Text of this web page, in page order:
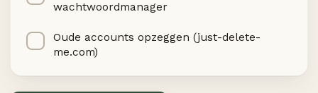
wachtwoordmanager
Oude accounts opzeggen (just-delete-
me.com)